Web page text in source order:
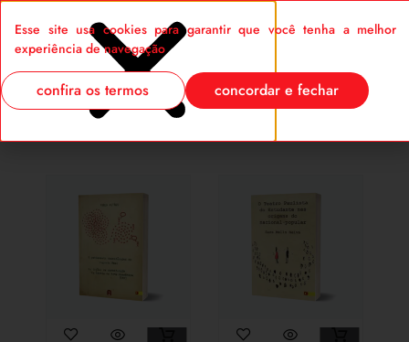
0
Esse site usa cookies para garantir que você tenha a melhor
experiência de navegação
confira os termos concordar e fechar